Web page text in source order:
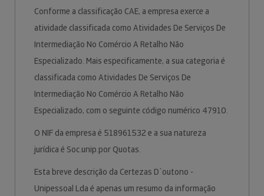
Conforme a classificação CAE, a empresa exerce a
atividade classificada como Atividades De Serviços De
Intermediação No Comércio A Retalho Não
Especializado. Mais especificamente, a sua categoria é
classificada como Atividades De Serviços De
Intermediação No Comércio A Retalho Não
Especializado, com o seguinte código numérico 47910.
O NIF da empresa é 518961532 e a sua natureza
jurídica é Soc.unip.por Quotas.
Esta breve descrição da Certezas D`outono -
Unipessoal Lda é apenas um resumo da informação